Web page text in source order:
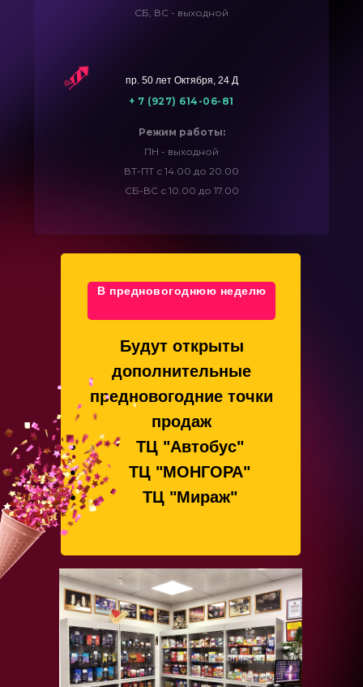
пр. 50 лет Октября, 24 Д
+ 7 (927) 614-06-81
СБ, ВС - выходной
Режим работы:
ПН - выходной
ВТ-ПТ с 14.00 до 20.00
СБ-ВС с 10.00 до 17.00
Будут открыты
дополнительные
предновогодние точки
продаж
ТЦ "Автобус"
ТЦ "МОНГОРА"
ТЦ "Мираж"
В предновогоднюю неделю